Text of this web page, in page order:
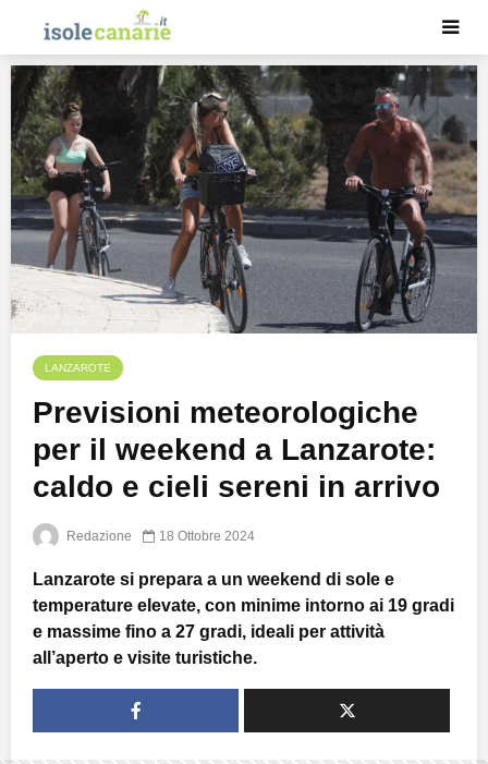
LANZAROTE
Previsioni meteorologiche
per il weekend a Lanzarote:
caldo e cieli sereni in arrivo
Redazione 18 Ottobre 2024
Lanzarote si prepara a un weekend di sole e
temperature elevate, con minime intorno ai 19 gradi
e massime fino a 27 gradi, ideali per attività
all’aperto e visite turistiche.